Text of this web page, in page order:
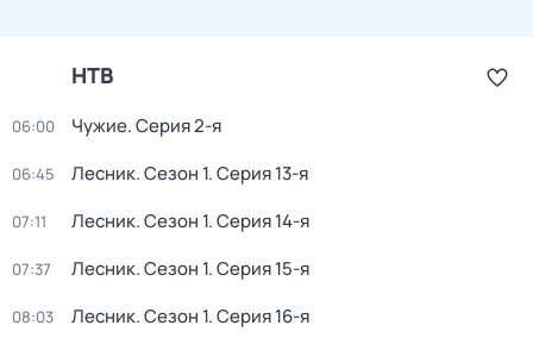
НТВ
06:00 Чужие. Серия 2-я
06:45 Лесник. Сезон 1. Серия 13-я
07:11 Лесник. Сезон 1. Серия 14-я
07:37 Лесник. Сезон 1. Серия 15-я
08:03 Лесник. Сезон 1. Серия 16-я